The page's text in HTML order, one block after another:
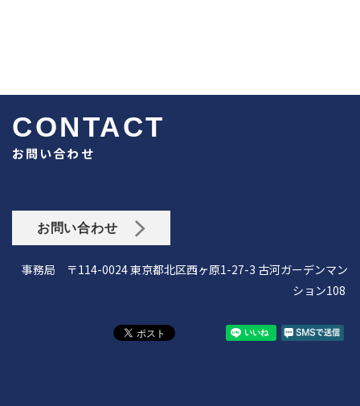
CONTACT
お問い合わせ
お問い合わせ
事務局 〒114-0024 東京都北区西ヶ原1-27-3 古河ガーデンマン
ション108